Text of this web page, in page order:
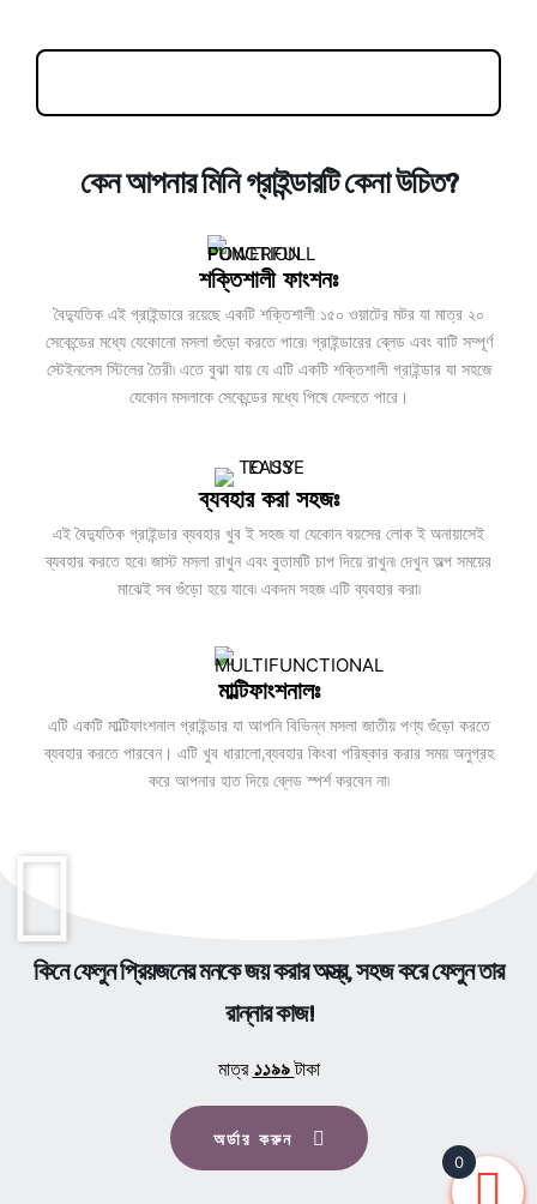
কেন আপনার মিনি গ্রাইন্ডারটি কেনা উচিত?
শক্তিশালী ফাংশনঃ
বৈদ্যুতিক এই গ্রাইন্ডারে রয়েছে একটি শক্তিশালী ১৫০ ওয়াটের মটর যা মাত্র ২০
সেকেন্ডের মধ্যে যেকোনো মসলা গুঁড়ো করতে পারে৷ গ্রাইন্ডারের ব্লেড এবং বাটি সম্পূর্ণ
স্টেইনলেস স্টিলের তৈরী৷ এতে বুঝা যায় যে এটি একটি শক্তিশালী গ্রাইন্ডার যা সহজে
যেকোন মসলাকে সেকেন্ডের মধ্যে পিষে ফেলতে পারে।
ব্যবহার করা সহজঃ
এই বৈদ্যুতিক গ্রাইন্ডার ব্যবহার খুব ই সহজ যা যেকোন বয়সের লোক ই অনায়াসেই
ব্যবহার করতে হবে৷ জাস্ট মসলা রাখুন এবং বুতামটি চাপ দিয়ে রাখুন৷ দেখুন অল্প সময়ের
মাঝেই সব গুঁড়ো হয়ে যাবে৷ একদম সহজ এটি ব্যবহার করা৷
মাল্টিফাংশনালঃ
এটি একটি মাল্টিফাংশনাল গ্রাইন্ডার যা আপনি বিভিন্ন মসলা জাতীয় পণ্য গুঁড়ো করতে
ব্যবহার করতে পারবেন। এটি খুব ধারালো,ব্যবহার কিংবা পরিষ্কার করার সময় অনুগ্রহ
করে আপনার হাত দিয়ে ব্লেড স্পর্শ করবেন না৷
কিনে ফেলুন প্রিয়জনের মনকে জয় করার অস্ত্র, সহজ করে ফেলুন তার
রান্নার কাজ!
মাত্র ১১৯৯টাকা
অর্ডার করুন
0